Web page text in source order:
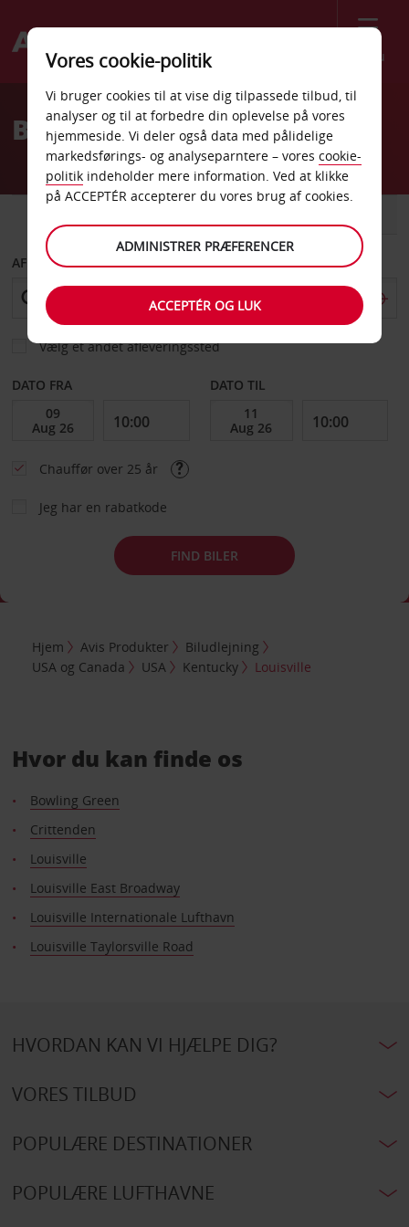
Menu
Welcome
AvisBilleje Louisville
AFHENT FRA
Vælg et andet afleveringssted
DATO FRA DATO TIL
Chauffør over 25 år
Jeg har en rabatkode
FIND BILER
Hjem Avis Produkter
Biludlejning
USA og Canada
USA Kentucky Louisville
Hvor du kan finde os
Bowling Green
Crittenden
Louisville
Louisville East Broadway
Louisville Internationale Lufthavn
Louisville Taylorsville Road
HVORDAN KAN VI HJÆLPE DIG?
VORES TILBUD
POPULÆRE DESTINATIONER
POPULÆRE LUFTHAVNE
Vores cookie-politik
Vi bruger cookies til at vise dig tilpassede tilbud, til
analyser og til at forbedre din oplevelse på vores
hjemmeside. Vi deler også data med pålidelige
markedsførings- og analyseparntere – vores cookie-
politik indeholder mere information. Ved at klikke
på ACCEPTÉR accepterer du vores brug af cookies.
ADMINISTRER PRÆFERENCER
ACCEPTÉR OG LUK